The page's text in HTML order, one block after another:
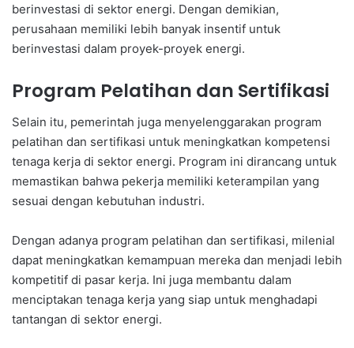
berinvestasi di sektor energi. Dengan demikian,
perusahaan memiliki lebih banyak insentif untuk
berinvestasi dalam proyek-proyek energi.
Program Pelatihan dan Sertifikasi
Selain itu, pemerintah juga menyelenggarakan program
pelatihan dan sertifikasi untuk meningkatkan kompetensi
tenaga kerja di sektor energi. Program ini dirancang untuk
memastikan bahwa pekerja memiliki keterampilan yang
sesuai dengan kebutuhan industri.
Dengan adanya program pelatihan dan sertifikasi, milenial
dapat meningkatkan kemampuan mereka dan menjadi lebih
kompetitif di pasar kerja. Ini juga membantu dalam
menciptakan tenaga kerja yang siap untuk menghadapi
tantangan di sektor energi.